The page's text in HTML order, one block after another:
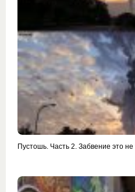
Пустошь. Часть 2. Забвение это не